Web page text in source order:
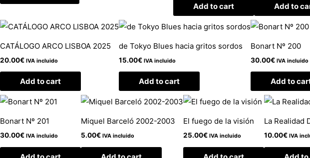
Add to cart Add to
CATÁLOGO ARCO LISBOA 2025
20.00€ IVA incluido
Add to cart
de Tokyo Blues hacia gritos sordos
15.00€ IVA incluido
Add to cart
Bonart Nº 200
30.00€ IVA incluido
Add to
Bonart Nº 201
30.00€ IVA incluido
Miquel Barceló 2002-2003
5.00€ IVA incluido
El fuego de la visión
25.00€ IVA incluido
La Realidad
10.00€ IVA